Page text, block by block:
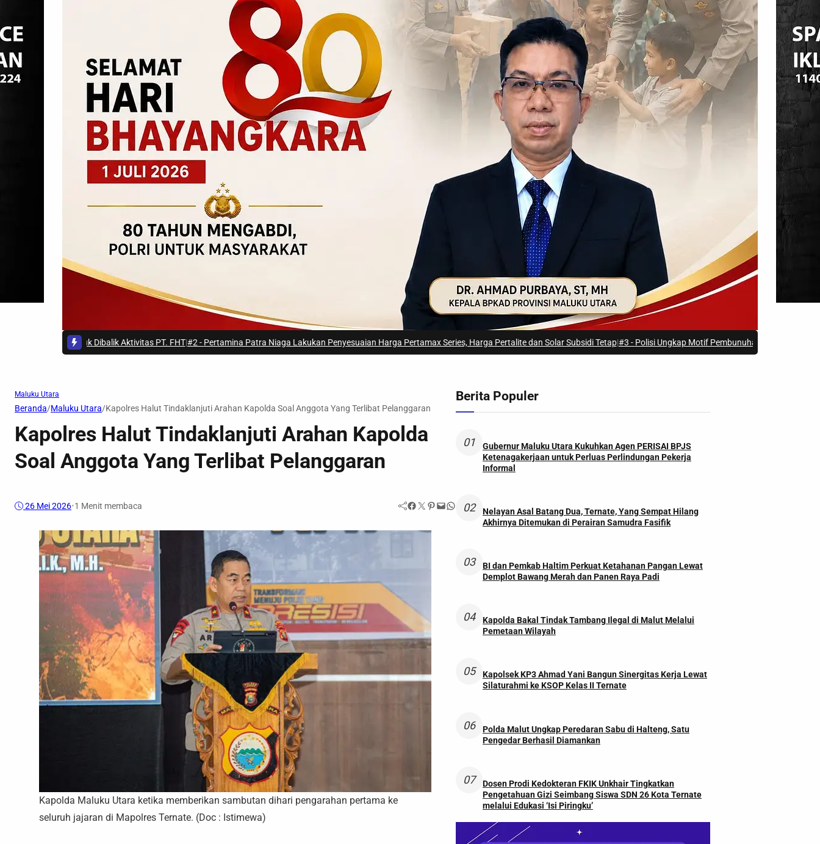
Buruk Dibalik Aktivitas PT. FHT|#2 -Pertamina Patra Niaga Lakukan Penyesuaian Harga Pertamax Series, Harga Pertalite dan Solar Subsidi Tetap|#3 -Polisi Ungkap Motif Pembunuhan di Kawasi Halmahera Selatan
Maluku Utara
Beranda/Maluku Utara/Kapolres Halut Tindaklanjuti Arahan Kapolda Soal Anggota Yang Terlibat Pelanggaran
Kapolres Halut Tindaklanjuti Arahan Kapolda
Soal Anggota Yang Terlibat Pelanggaran
26 Mei 2026•1 Menit membaca Facebook Twitter Pinterest Mail WhatsApp
Kapolda Maluku Utara ketika memberikan sambutan dihari pengarahan pertama ke
seluruh jajaran di Mapolres Ternate. (Doc : Istimewa)
Berita Populer
01
Gubernur Maluku Utara Kukuhkan Agen PERISAI BPJS
Ketenagakerjaan untuk Perluas Perlindungan Pekerja
Informal
02
Nelayan Asal Batang Dua, Ternate, Yang Sempat Hilang
Akhirnya Ditemukan di Perairan Samudra Fasifik
03
BI dan Pemkab Haltim Perkuat Ketahanan Pangan Lewat
Demplot Bawang Merah dan Panen Raya Padi
04
Kapolda Bakal Tindak Tambang Ilegal di Malut Melalui
Pemetaan Wilayah
05
Kapolsek KP3 Ahmad Yani Bangun Sinergitas Kerja Lewat
Silaturahmi ke KSOP Kelas II Ternate
06
Polda Malut Ungkap Peredaran Sabu di Halteng, Satu
Pengedar Berhasil Diamankan
07
Dosen Prodi Kedokteran FKIK Unkhair Tingkatkan
Pengetahuan Gizi Seimbang Siswa SDN 26 Kota Ternate
melalui Edukasi ‘Isi Piringku’